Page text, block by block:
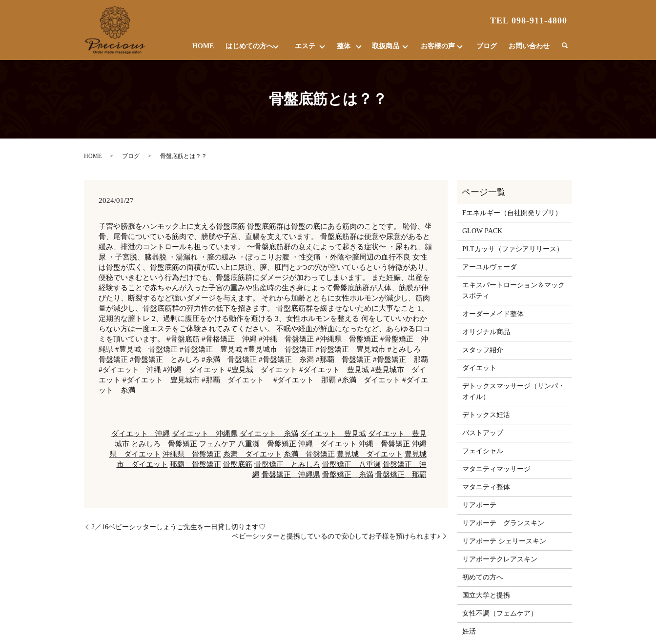
HOME はじめての方へ エステ 整体 取扱商品 お客様の声 ブログ お問い合わせ
TEL 098-911-4800
骨盤底筋とは？？
HOME ブログ 骨盤底筋とは？？
2024/01/27
子宮や膀胱をハンモック上に支える骨盤底筋 骨盤底筋群は骨盤の底にある筋肉のことです。 恥骨、坐
骨、尾骨についている筋肉で、膀胱や子宮、直腸を支えています。 骨盤底筋群は便意や尿意があると
緩み、排泄のコントロールも担っています。 〜骨盤底筋群の衰えによって起きる症状〜 ・尿もれ、頻
尿 ・子宮脱、臓器脱 ・湯漏れ ・膣の緩み ・ぽっこりお腹 ・性交痛 ・外陰や膣周辺の血行不良 女性
は骨盤が広く、骨盤底筋の面積が広い上に尿道、膣、肛門と3つの穴が空いているという特徴があり、
便秘でいきむという行為だけでも、骨盤底筋群にダメージが加わってしまいます。 また妊娠、出産を
経験することで赤ちゃんが入った子宮の重みや出産時の生き身によって骨盤底筋群が人体、筋膜が伸
びたり、断裂するなど強いダメージを与えます。 それから加齢とともに女性ホルモンが減少し、筋肉
量が減少し、骨盤底筋群の弾力性の低下を招きます。 骨盤底筋群を緩ませないために大事なこと 1、
定期的な膣トレ 2、過剰に腹圧をかける動作を避ける 3、女性ホルモンを整える 何をしていいかわか
らない方は一度エステをご体験されてみてください。 不眠や経血が鮮血になったなど、あらゆる口コ
ミを頂いています。 #骨盤底筋 #骨格矯正 沖縄 #沖縄 骨盤矯正 #沖縄県 骨盤矯正 #骨盤矯正 沖
縄県 #豊見城 骨盤矯正 #骨盤矯正 豊見城 #豊見城市 骨盤矯正 #骨盤矯正 豊見城市 #とみしろ
骨盤矯正 #骨盤矯正 とみしろ #糸満 骨盤矯正 #骨盤矯正 糸満 #那覇 骨盤矯正 #骨盤矯正 那覇
#ダイエット 沖縄 #沖縄 ダイエット #豊見城 ダイエット #ダイエット 豊見城 #豊見城市 ダイ
エット #ダイエット 豊見城市 #那覇 ダイエット #ダイエット 那覇 #糸満 ダイエット #ダイエ
ット 糸満
ダイエット 沖縄 ダイエット 沖縄県 ダイエット 糸満 ダイエット 豊見城 ダイエット 豊見
城市 とみしろ 骨盤矯正 フェムケア 八重瀬 骨盤矯正 沖縄 ダイエット 沖縄 骨盤矯正 沖縄
県 ダイエット 沖縄県 骨盤矯正 糸満 ダイエット 糸満 骨盤矯正 豊見城 ダイエット 豊見城
市 ダイエット 那覇 骨盤矯正 骨盤底筋 骨盤矯正 とみしろ 骨盤矯正 八重瀬 骨盤矯正 沖
縄 骨盤矯正 沖縄県 骨盤矯正 糸満 骨盤矯正 那覇
2／16ベビーシッターしょうご先生を一日貸し切ります♡
ベビーシッターと提携しているので安心してお子様を預けられます♪
Fエネルギー（自社開発サプリ）
GLOW PACK
PLTカッサ（ファシアリリース）
アーユルヴェーダ
エキスパートローション＆マック
スボティ
オーダーメイド整体
オリジナル商品
スタッフ紹介
ダイエット
デトックスマッサージ（リンパ・
オイル）
デトックス妊活
バストアップ
フェイシャル
マタニティマッサージ
マタニティ整体
リアボーテ
リアボーテ グランスキン
リアボーテ シェリースキン
リアボーテクレアスキン
初めての方へ
国立大学と提携
女性不調（フェムケア）
妊活